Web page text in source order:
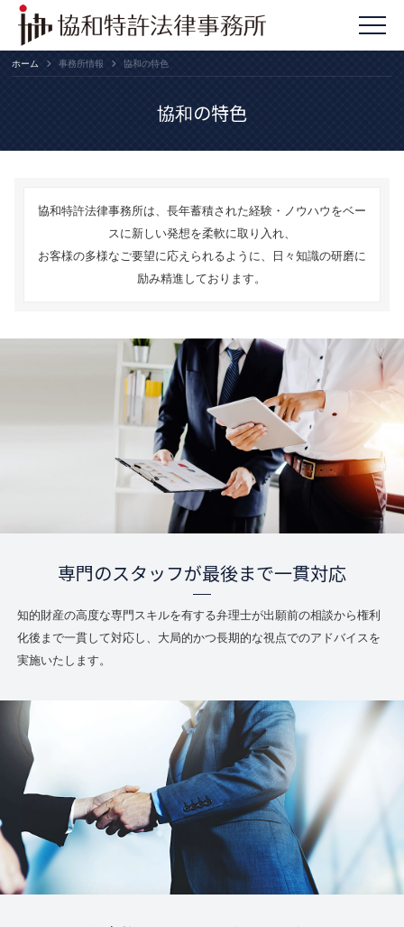
ホーム 事務所情報 協和の特色
協和の特色
協和特許法律事務所は、長年蓄積された経験・ノウハウをベー
スに新しい発想を柔軟に取り入れ、
お客様の多様なご要望に応えられるように、日々知識の研磨に
励み精進しております。
専門のスタッフが最後まで一貫対応
知的財産の高度な専門スキルを有する弁理士が出願前の相談から権利
化後まで一貫して対応し、大局的かつ長期的な視点でのアドバイスを
実施いたします。